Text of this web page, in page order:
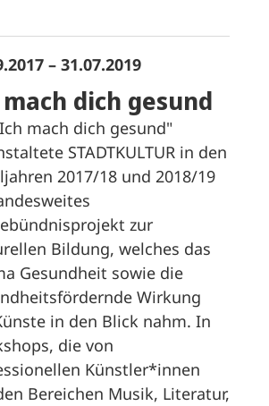
– 31.07.2019
dich gesund
mach dich gesund"
STADTKULTUR in den
2017/18 und 2018/19
zur
Bildung, welches das
Gesundheit sowie die
Wirkung
in den Blick nahm. In
die von
Künstler*innen
Bereichen Musik, Literatur,